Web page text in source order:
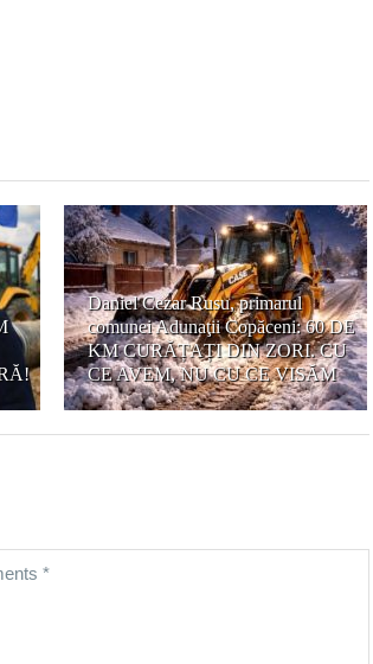
Daniel Cezar Rusu, primarul
comunei Adunaţii Copăceni: 60 DE
KM CURĂȚAȚI DIN ZORI. CU
CE AVEM, NU CU CE VISĂM